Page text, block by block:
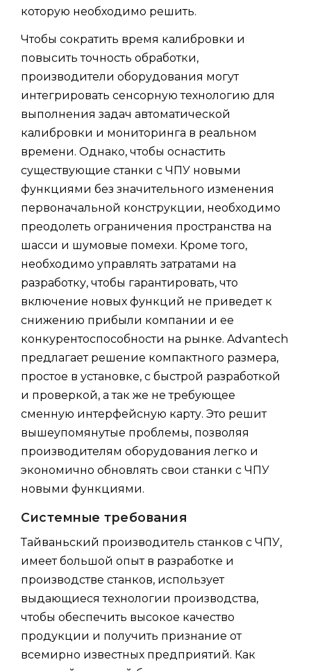
которую необходимо решить.
Чтобы сократить время калибровки и
повысить точность обработки,
производители оборудования могут
интегрировать сенсорную технологию для
выполнения задач автоматической
калибровки и мониторинга в реальном
времени. Однако, чтобы оснастить
существующие станки с ЧПУ новыми
функциями без значительного изменения
первоначальной конструкции, необходимо
преодолеть ограничения пространства на
шасси и шумовые помехи. Кроме того,
необходимо управлять затратами на
разработку, чтобы гарантировать, что
включение новых функций не приведет к
снижению прибыли компании и ее
конкурентоспособности на рынке. Advantech
предлагает решение компактного размера,
простое в установке, с быстрой разработкой
и проверкой, а так же не требующее
сменную интерфейсную карту. Это решит
вышеупомянутые проблемы, позволяя
производителям оборудования легко и
экономично обновлять свои станки с ЧПУ
новыми функциями.
Системные требования
Тайваньский производитель станков с ЧПУ,
имеет большой опыт в разработке и
производстве станков, использует
выдающиеся технологии производства,
чтобы обеспечить высокое качество
продукции и получить признание от
всемирно известных предприятий. Как